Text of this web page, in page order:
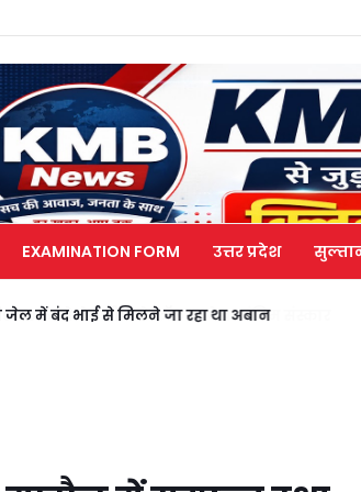
EXAMINATION FORM उत्तर प्रदेश
में बंद भाई से मिलने जा रहा था अबान